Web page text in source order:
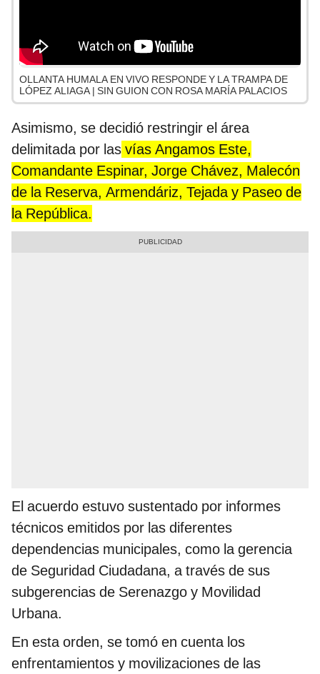
OLLANTA HUMALA EN VIVO RESPONDE Y LA TRAMPA DE
LÓPEZ ALIAGA | SIN GUION CON ROSA MARÍA PALACIOS
Asimismo, se decidió restringir el área
delimitada por las vías Angamos Este,
Comandante Espinar, Jorge Chávez, Malecón
de la Reserva, Armendáriz, Tejada y Paseo de
la República.
El acuerdo estuvo sustentado por informes
técnicos emitidos por las diferentes
dependencias municipales, como la gerencia
de Seguridad Ciudadana, a través de sus
subgerencias de Serenazgo y Movilidad
Urbana.
En esta orden, se tomó en cuenta los
enfrentamientos y movilizaciones de las